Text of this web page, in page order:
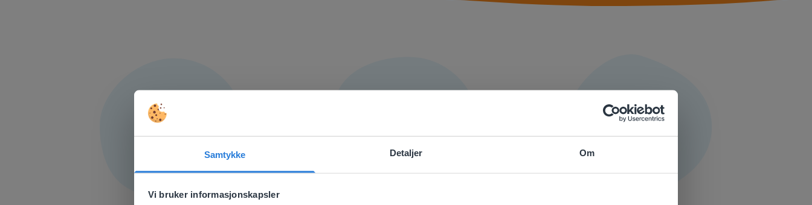
Samtykke Detaljer Om
Vi bruker informasjonskapsler
This website doesn't match your location
Based on your location, we think you might prefer to visit our English website.